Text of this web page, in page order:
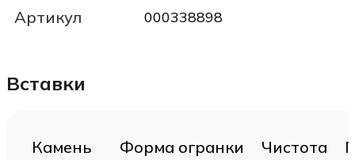
Артикул 000338898
Вставки
Камень Форма огранки Чистота